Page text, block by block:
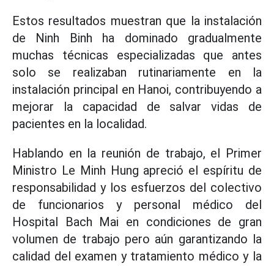
Estos resultados muestran que la instalación
de Ninh Binh ha dominado gradualmente
muchas técnicas especializadas que antes
solo se realizaban rutinariamente en la
instalación principal en Hanoi, contribuyendo a
mejorar la capacidad de salvar vidas de
pacientes en la localidad.
Hablando en la reunión de trabajo, el Primer
Ministro Le Minh Hung apreció el espíritu de
responsabilidad y los esfuerzos del colectivo
de funcionarios y personal médico del
Hospital Bach Mai en condiciones de gran
volumen de trabajo pero aún garantizando la
calidad del examen y tratamiento médico y la